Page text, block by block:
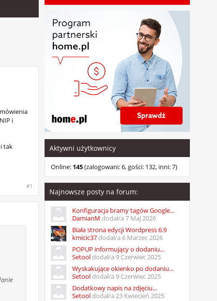
i
tak
#1
Aktywni użytkownicy
Online: 145(zalogowani: 6, gości: 132, inni: 7)
Najnowsze posty na forum:
Konfiguracja bramy tagów Google...
DamianM dodał/a 7 Maj 2026
Biała strona edycji Wordpress 6.9
kmicic37dodał/a 6 Marzec 2026
POPUP informujący o dodaniu...
Setooldodał/a 9 Czerwiec 2025
Wyskakujące okienko po dodaniu...
Setooldodał/a 9 Czerwiec 2025
Dodatkowy napis na zdjęciu...
Setooldodał/a 23 Kwiecień 2025